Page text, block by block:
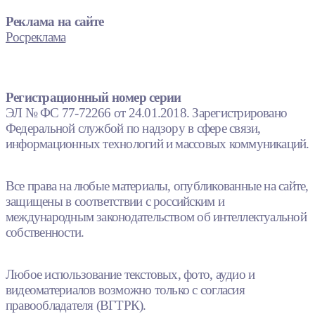
Реклама на сайте
Росреклама
Регистрационный номер серии
ЭЛ № ФС 77-72266 от 24.01.2018. Зарегистрировано
Федеральной службой по надзору в сфере связи,
информационных технологий и массовых коммуникаций.
Все права на любые материалы, опубликованные на сайте,
защищены в соответствии с российским и
международным законодательством об интеллектуальной
собственности.
Любое использование текстовых, фото, аудио и
видеоматериалов возможно только с согласия
правообладателя (ВГТРК).